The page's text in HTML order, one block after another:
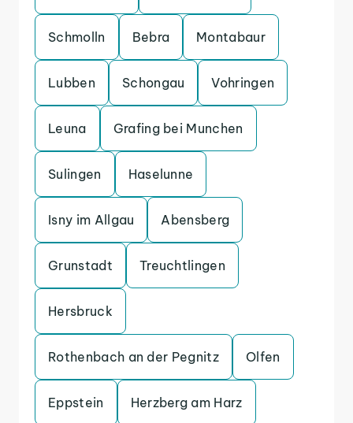
Schmolln Bebra Montabaur
Lubben Schongau Vohringen
Leuna Grafing bei Munchen
Sulingen Haselunne
Isny im Allgau Abensberg
Grunstadt Treuchtlingen
Hersbruck
Rothenbach an der Pegnitz Olfen
Eppstein Herzberg am Harz